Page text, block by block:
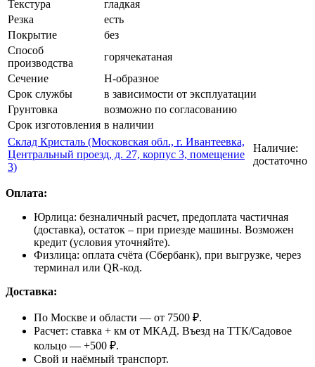
Текстура
гладкая
Резка
есть
Покрытие
без
Способ
производства
горячекатаная
Сечение
Н-образное
Срок службы
в зависимости от эксплуатации
Грунтовка
возможно по согласованию
Срок изготовления в наличии
Склад Кристаль (Московская обл., г. Ивантеевка,
Центральный проезд, д. 27, корпус 3, помещение
3)
Наличие:
достаточно
Оплата:
Юрлица: безналичный расчет, предоплата частичная
(доставка), остаток – при приезде машины. Возможен
кредит (условия уточняйте).
Физлица: оплата счёта (Сбербанк), при выгрузке, через
терминал или QR-код.
Доставка:
По Москве и области — от 7500 ₽.
Расчет: ставка + км от МКАД. Въезд на ТТК/Садовое
кольцо — +500 ₽.
Свой и наёмный транспорт.